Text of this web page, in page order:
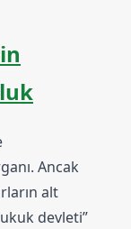
Ancak
alt
devleti”